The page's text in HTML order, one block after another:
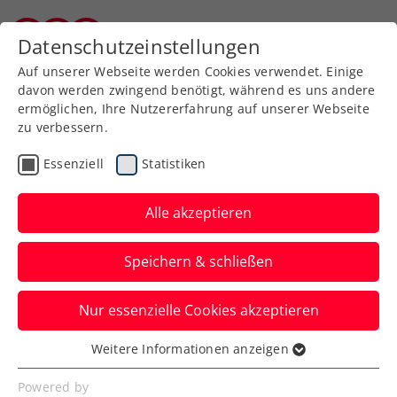
Zurück zur Newsübersicht
Rollstuhltennis
Rodionov, Kraus,
Oberleitner, Zechmeister
und die Jugend zeigen
international auf
Kalenderwoche 44 bringt den ÖTV-Assen
Datenschutzeinstellungen
Auf unserer Webseite werden Cookies verwendet. Einige
davon werden zwingend benötigt, während es uns andere
ermöglichen, Ihre Nutzererfahrung auf unserer Webseite
zu verbessern.
Essenziell Statistiken
Alle akzeptieren
Speichern & schließen
Nur essenzielle Cookies akzeptieren
Essenziell
Essenzielle Cookies werden für grundlegende
Weitere Informationen anzeigen
Powered by